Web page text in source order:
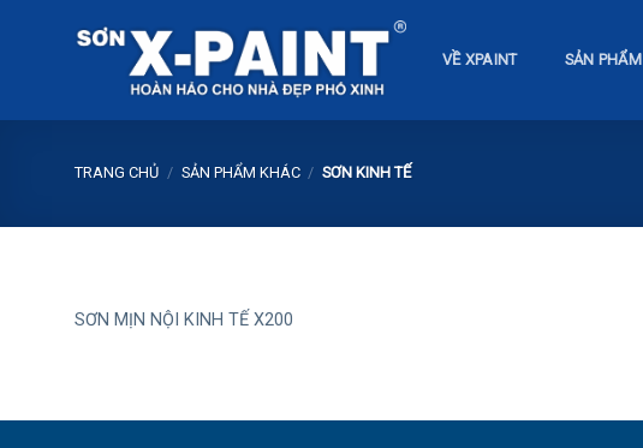
VỀ XPAINT SẢN PHẨM
TRANG CHỦ / SẢN PHẨM KHÁC / SƠN KINH TẾ
SƠN MỊN NỘI KINH TẾ X200